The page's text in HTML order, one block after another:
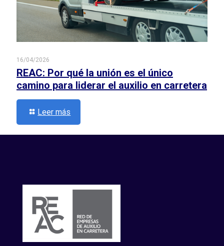
16/04/2026
REAC: Por qué la unión es el único
camino para liderar el auxilio en carretera
Leer más